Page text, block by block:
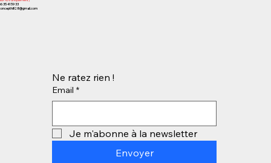
35 41 59 33
Ne ratez rien !
Email *
Je m'abonne à la newsletter
Envoyer